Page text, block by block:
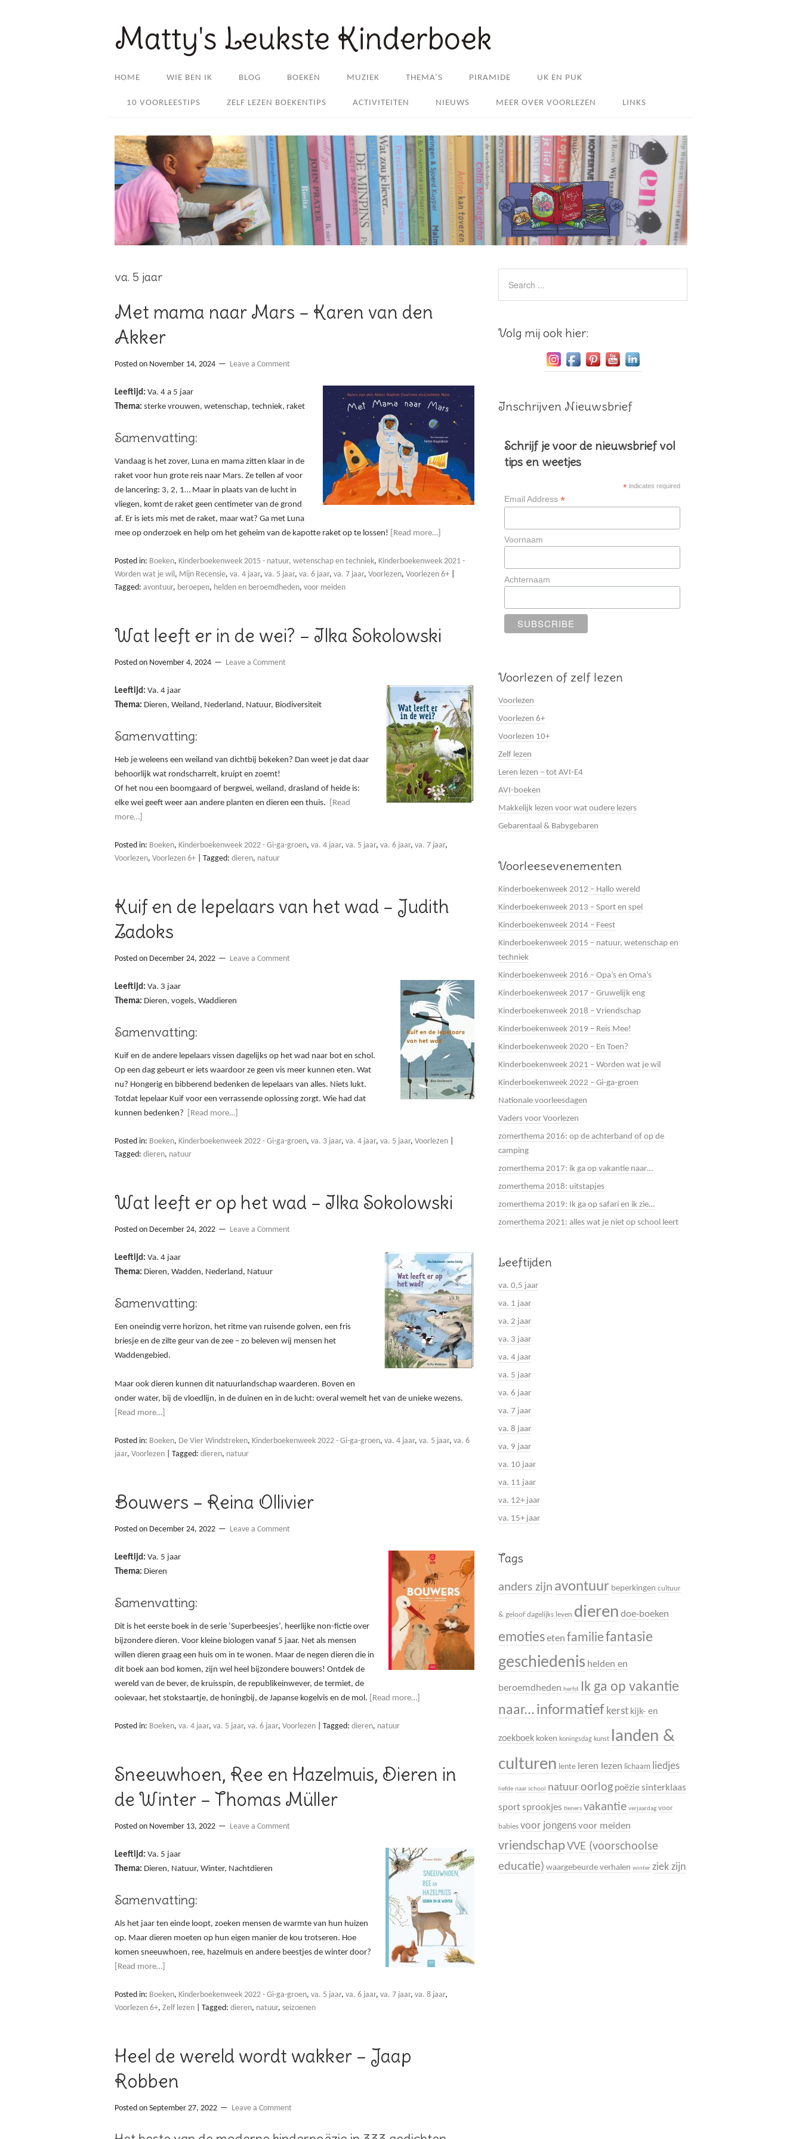
Matty's Leukste Kinderboek
HOME WIE BEN IK BLOG BOEKEN MUZIEK THEMA’S PIRAMIDE UK EN PUK
10 VOORLEESTIPS ZELF LEZEN BOEKENTIPS ACTIVITEITEN NIEUWS MEER OVER VOORLEZEN LINKS
va. 5 jaar
Met mama naar Mars – Karen van den
Akker
Posted on November 14, 2024 Leave a Comment
Leeftijd: Va. 4 a 5 jaar
Thema: sterke vrouwen, wetenschap, techniek, raket
Samenvatting:
Vandaag is het zover, Luna en mama zitten klaar in de
raket voor hun grote reis naar Mars. Ze tellen af voor
de lancering: 3, 2, 1… Maar in plaats van de lucht in
vliegen, komt de raket geen centimeter van de grond
af. Er is iets mis met de raket, maar wat? Ga met Luna
mee op onderzoek en help om het geheim van de kapotte raket op te lossen!
[Read more…]
Posted in: Boeken, Kinderboekenweek 2015 - natuur, wetenschap en techniek, Kinderboekenweek 2021 -
Worden wat je wil, Mijn Recensie, va. 4 jaar, va. 5 jaar, va. 6 jaar, va. 7 jaar, Voorlezen, Voorlezen 6+
Tagged: avontuur, beroepen, helden en beroemdheden, voor meiden
Wat leeft er in de wei? – Ilka Sokolowski
Posted on November 4, 2024 Leave a Comment
Leeftijd: Va. 4 jaar
Thema: Dieren, Weiland, Nederland, Natuur, Biodiversiteit
Samenvatting:
Heb je weleens een weiland van dichtbij bekeken? Dan weet je dat daar
behoorlijk wat rondscharrelt, kruipt en zoemt!
Of het nou een boomgaard of bergwei, weiland, drasland of heide is:
elke wei geeft weer aan andere planten en dieren een thuis.
[Read
more…]
Posted in: Boeken, Kinderboekenweek 2022 - Gi-ga-groen, va. 4 jaar, va. 5 jaar, va. 6 jaar, va. 7 jaar,
Voorlezen, Voorlezen 6+ Tagged: dieren, natuur
Kuif en de lepelaars van het wad – Judith
Zadoks
Posted on December 24, 2022 Leave a Comment
Leeftijd: Va. 3 jaar
Thema: Dieren, vogels, Waddieren
Samenvatting:
Kuif en de andere lepelaars vissen dagelijks op het wad naar bot en schol.
Op een dag gebeurt er iets waardoor ze geen vis meer kunnen eten. Wat
nu? Hongerig en bibberend bedenken de lepelaars van alles. Niets lukt.
Totdat lepelaar Kuif voor een verrassende oplossing zorgt. Wie had dat
kunnen bedenken?
[Read more…]
Posted in: Boeken, Kinderboekenweek 2022 - Gi-ga-groen, va. 3 jaar, va. 4 jaar, va. 5 jaar, Voorlezen
Tagged: dieren, natuur
Wat leeft er op het wad – Ilka Sokolowski
Posted on December 24, 2022 Leave a Comment
Leeftijd: Va. 4 jaar
Thema: Dieren, Wadden, Nederland, Natuur
Samenvatting:
Een oneindig verre horizon, het ritme van ruisende golven, een fris
briesje en de zilte geur van de zee – zo beleven wij mensen het
Waddengebied.
Maar ook dieren kunnen dit natuurlandschap waarderen. Boven en
onder water, bij de vloedlijn, in de duinen en in de lucht: overal wemelt het van de unieke wezens.
[Read more…]
Posted in: Boeken, De Vier Windstreken, Kinderboekenweek 2022 - Gi-ga-groen, va. 4 jaar, va. 5 jaar, va. 6
jaar, Voorlezen Tagged: dieren, natuur
Bouwers – Reina Ollivier
Posted on December 24, 2022 Leave a Comment
Leeftijd: Va. 5 jaar
Thema: Dieren
Samenvatting:
Dit is het eerste boek in de serie ‘Superbeesjes’, heerlijke non-fictie over
bijzondere dieren. Voor kleine biologen vanaf 5 jaar. Net als mensen
willen dieren graag een huis om in te wonen. Maar de negen dieren die in
dit boek aan bod komen, zijn wel heel bijzondere bouwers! Ontdek de
wereld van de bever, de kruisspin, de republikeinwever, de termiet, de
ooievaar, het stokstaartje, de honingbij, de Japanse kogelvis en de mol.
[Read more…]
Posted in: Boeken, va. 4 jaar, va. 5 jaar, va. 6 jaar, Voorlezen Tagged: dieren, natuur
Sneeuwhoen, Ree en Hazelmuis, Dieren in
de Winter – Thomas Müller
Posted on November 13, 2022 Leave a Comment
Leeftijd: Va. 5 jaar
Thema: Dieren, Natuur, Winter, Nachtdieren
Samenvatting:
Als het jaar ten einde loopt, zoeken mensen de warmte van hun huizen
op. Maar dieren moeten op hun eigen manier de kou trotseren. Hoe
komen sneeuwhoen, ree, hazelmuis en andere beestjes de winter door?
[Read more…]
Posted in: Boeken, Kinderboekenweek 2022 - Gi-ga-groen, va. 5 jaar, va. 6 jaar, va. 7 jaar, va. 8 jaar,
Voorlezen 6+, Zelf lezen Tagged: dieren, natuur, seizoenen
Heel de wereld wordt wakker – Jaap
Robben
Posted on September 27, 2022 Leave a Comment
Volg mij ook hier:
Inschrijven Nieuwsbrief
Schrijf je voor de nieuwsbrief vol
tips en weetjes
*indicates required
Email Address *
Voornaam
Achternaam
Voorlezen of zelf lezen
Voorlezen
Voorlezen 6+
Voorlezen 10+
Zelf lezen
Leren lezen – tot AVI-E4
AVI-boeken
Makkelijk lezen voor wat oudere lezers
Gebarentaal & Babygebaren
Voorleesevenementen
Kinderboekenweek 2012 – Hallo wereld
Kinderboekenweek 2013 – Sport en spel
Kinderboekenweek 2014 – Feest
Kinderboekenweek 2015 – natuur, wetenschap en
techniek
Kinderboekenweek 2016 – Opa’s en Oma’s
Kinderboekenweek 2017 – Gruwelijk eng
Kinderboekenweek 2018 – Vriendschap
Kinderboekenweek 2019 – Reis Mee!
Kinderboekenweek 2020 – En Toen?
Kinderboekenweek 2021 – Worden wat je wil
Kinderboekenweek 2022 – Gi-ga-groen
Nationale voorleesdagen
Vaders voor Voorlezen
zomerthema 2016: op de achterband of op de
camping
zomerthema 2017: ik ga op vakantie naar…
zomerthema 2018: uitstapjes
zomerthema 2019: Ik ga op safari en ik zie…
zomerthema 2021: alles wat je niet op school leert
Leeftijden
va. 0,5 jaar
va. 1 jaar
va. 2 jaar
va. 3 jaar
va. 4 jaar
va. 5 jaar
va. 6 jaar
va. 7 jaar
va. 8 jaar
va. 9 jaar
va. 10 jaar
va. 11 jaar
va. 12+ jaar
va. 15+ jaar
Tags
anders zijn avontuur beperkingen cultuur
& geloof dagelijks leven dieren doe-boeken
emotieseten familie fantasie
geschiedenis helden en
beroemdheden herfst
Ik ga op vakantie
naar... informatief kerst kijk- en
zoekboek koken koningsdag kunst
landen &
culturen lente leren lezen lichaam liedjes
liefde naar school natuur oorlog poëzie sinterklaas
sport sprookjes tieners vakantie verjaardag voor
babies voor jongensvoor meiden
vriendschapVVE (voorschoolse
educatie) waargebeurde verhalen winter ziek zijn